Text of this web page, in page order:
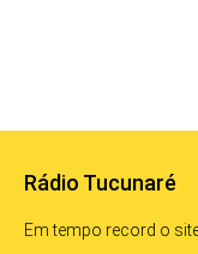
Rádio Tucunaré
Em tempo record o